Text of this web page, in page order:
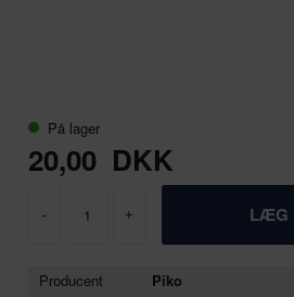
På lager
20,00 DKK
- +
Producent
Piko